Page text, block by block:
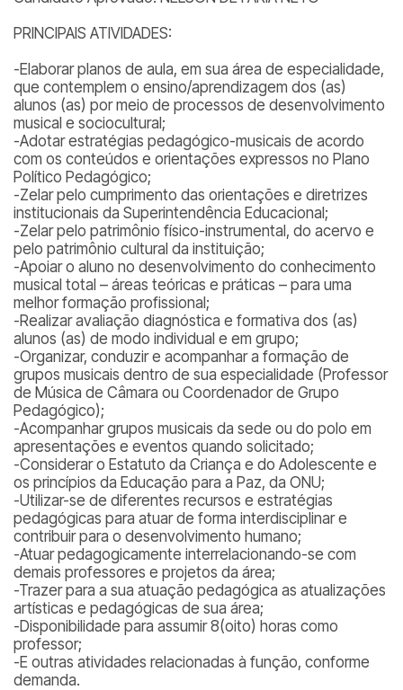
PRINCIPAIS ATIVIDADES:
-Elaborar planos de aula, em sua área de especialidade,
que contemplem o ensino/aprendizagem dos (as)
alunos (as) por meio de processos de desenvolvimento
musical e sociocultural;
-Adotar estratégias pedagógico-musicais de acordo
com os conteúdos e orientações expressos no Plano
Político Pedagógico;
-Zelar pelo cumprimento das orientações e diretrizes
institucionais da Superintendência Educacional;
-Zelar pelo patrimônio físico-instrumental, do acervo e
pelo patrimônio cultural da instituição;
-Apoiar o aluno no desenvolvimento do conhecimento
musical total – áreas teóricas e práticas – para uma
melhor formação profissional;
-Realizar avaliação diagnóstica e formativa dos (as)
alunos (as) de modo individual e em grupo;
-Organizar, conduzir e acompanhar a formação de
grupos musicais dentro de sua especialidade (Professor
de Música de Câmara ou Coordenador de Grupo
Pedagógico);
-Acompanhar grupos musicais da sede ou do polo em
apresentações e eventos quando solicitado;
-Considerar o Estatuto da Criança e do Adolescente e
os princípios da Educação para a Paz, da ONU;
-Utilizar-se de diferentes recursos e estratégias
pedagógicas para atuar de forma interdisciplinar e
contribuir para o desenvolvimento humano;
-Atuar pedagogicamente interrelacionando-se com
demais professores e projetos da área;
-Trazer para a sua atuação pedagógica as atualizações
artísticas e pedagógicas de sua área;
-Disponibilidade para assumir 8(oito) horas como
professor;
-E outras atividades relacionadas à função, conforme
demanda.